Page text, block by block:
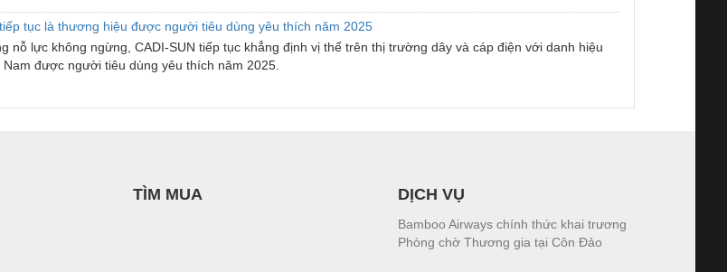
tục là thương hiệu được người tiêu dùng yêu thích năm 2025
nỗ lực không ngừng, CADI-SUN tiếp tục khẳng định vị thế trên thị trường dây và cáp điện với danh hiệu
Nam được người tiêu dùng yêu thích năm 2025.
TÌM MUA DỊCH VỤ
Bamboo Airways chính thức khai trương
Phòng chờ Thương gia tại Côn Đảo